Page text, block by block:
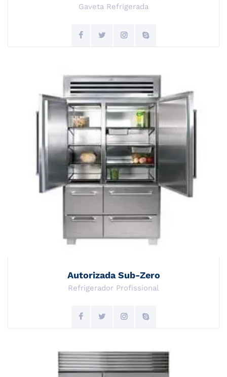
Gaveta Refrigerada
Autorizada Sub-Zero
Refrigerador Profissional